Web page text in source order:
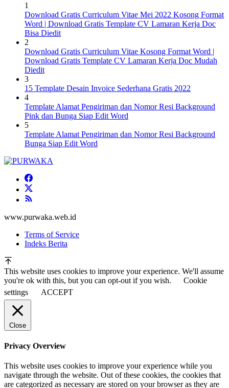
1
Download Gratis Curriculum Vitae Mei 2022 Kosong Format
Word | Download Gratis Template CV Lamaran Kerja Doc
Bisa Diedit
2
Download Gratis Curriculum Vitae Kosong Format Word |
Download Gratis Template CV Lamaran Kerja Doc Mudah
Diedit
3
15 Template Desain Invoice Sederhana Gratis 2022
4
Template Alamat Pengiriman dan Nomor Resi Background
Pink dan Bunga Siap Edit Word
5
Template Alamat Pengiriman dan Nomor Resi Background
Bunga Siap Edit Word
www.purwaka.web.id
Terms of Service
Indeks Berita
This website uses cookies to improve your experience. We'll assume
you're ok with this, but you can opt-out if you wish.
Cookie
settings
ACCEPT
Close
Privacy Overview
This website uses cookies to improve your experience while you
navigate through the website. Out of these cookies, the cookies that
are categorized as necessary are stored on your browser as they are